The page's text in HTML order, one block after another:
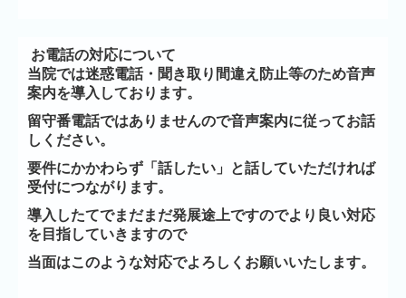
お電話の対応について
当院では迷惑電話・聞き取り間違え防止等のため音声
案内を導入しております。
留守番電話ではありませんので音声案内に従ってお話
しください。
要件にかかわらず「話したい」と話していただければ
受付につながります。
導入したてでまだまだ発展途上ですのでより良い対応
を目指していきますので
当面はこのような対応でよろしくお願いいたします。